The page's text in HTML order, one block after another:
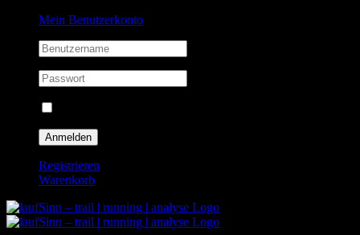
springen
Facebook
InstagramMein Benutzerkonto
Registrieren
Warenkorb